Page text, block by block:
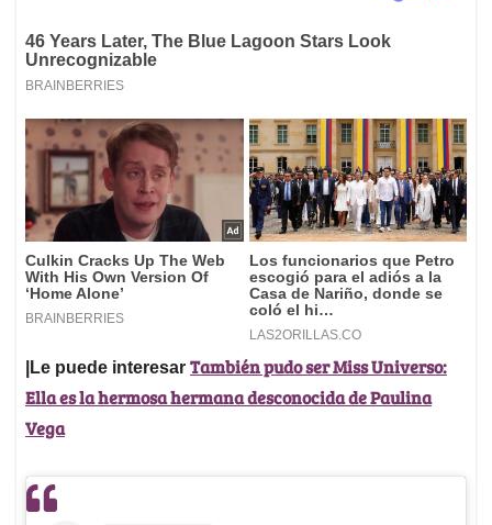
|Le puede interesar También pudo ser Miss Universo:
Ella es la hermosa hermana desconocida de Paulina
Vega